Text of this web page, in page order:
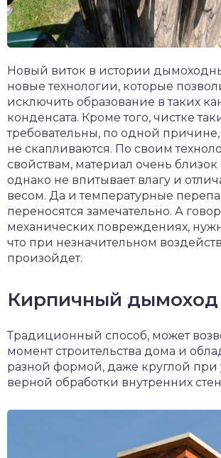
Новый виток в истории
новые технологии, которые
исключить образование в таких
конденсата. Кроме того, чистке
требовательны, по одной причине,
не скапливаются. По своим
свойствам, материал очень близок
однако не впитывает влагу и
весом. Да и температурные
переносятся замечательно. А
механических повреждениях,
что при незначительном
произойдет.
Кирпичный дымоход
Традиционный способ, может
момент строительства дома и
разной формой, даже круглой при
верной обработки внутренних